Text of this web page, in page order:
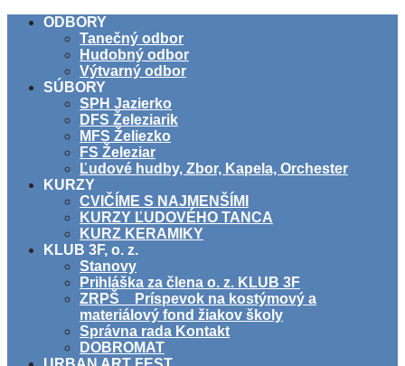
ODBORY
Tanečný odbor
Hudobný odbor
Výtvarný odbor
SÚBORY
SPH Jazierko
DFS Železiarik
MFS Želiezko
FS Železiar
Ľudové hudby, Zbor, Kapela, Orchester
KURZY
CVIČÍME S NAJMENŠÍMI
KURZY ĽUDOVÉHO TANCA
KURZ KERAMIKY
KLUB 3F, o. z.
Stanovy
Prihláška za člena o. z. KLUB 3F
ZRPŠ _ Príspevok na kostýmový a
materiálový fond žiakov školy
Správna rada Kontakt
DOBROMAT